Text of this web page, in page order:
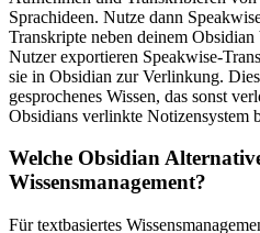
Sprachideen. Nutze dann
Transkripte neben deinem
Nutzer exportieren Speakwise-
sie in Obsidian zur Verlinkung.
gesprochenes Wissen, das sonst
Obsidians verlinkte Notizensystem
Welche Obsidian
Wissensmanagement?
Für textbasiertes